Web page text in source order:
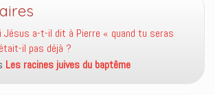
Jésus a-t-il dit à Pierre « quand tu seras
il pas déjà ?
Les racines juives du baptême